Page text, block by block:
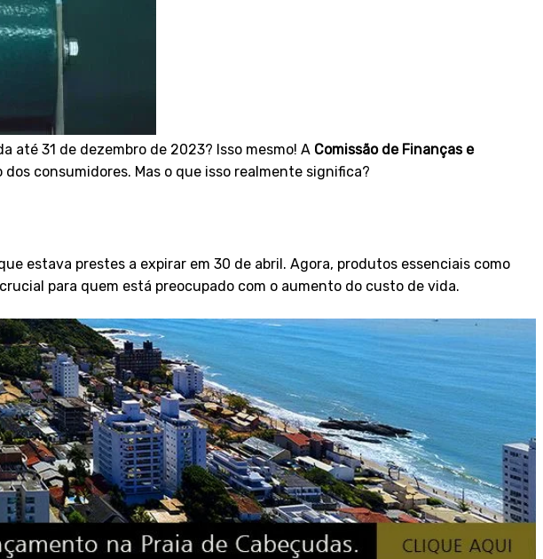
até 31 de dezembro de 2023? Isso mesmo! A Comissão de Finanças e
consumidores. Mas o que isso realmente significa?
estava prestes a expirar em 30 de abril. Agora, produtos essenciais como
para quem está preocupado com o aumento do custo de vida.